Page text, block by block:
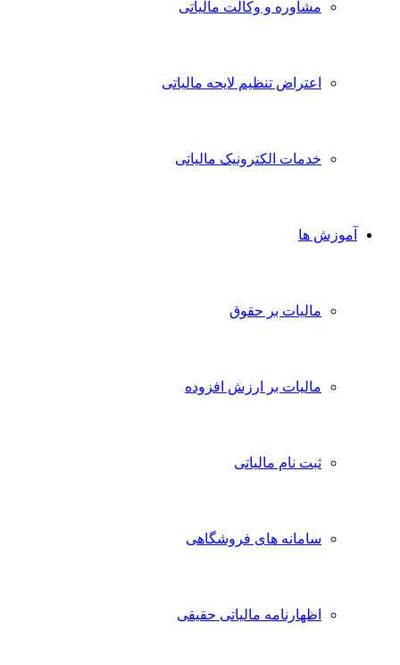
مشاوره و وکالت مالیاتی
اعتراض تنظیم لایحه مالیاتی
خدمات الکترونیک مالیاتی
آموزش ها
مالیات بر حقوق
مالیات بر ارزش افزوده
ثبت نام مالیاتی
سامانه های فروشگاهی
اظهارنامه مالیاتی حقیقی